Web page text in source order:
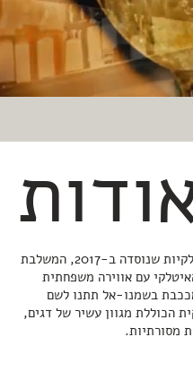
פיצה פורטו היא קבוצת מסעדות איטלקיות שנוסדה ב-2017, המשלבת
עם אווירה משפחתית
בשמנו-אל תתנו לשם
הכוללת מגוון עשיר של דגים,
מסורתיות.